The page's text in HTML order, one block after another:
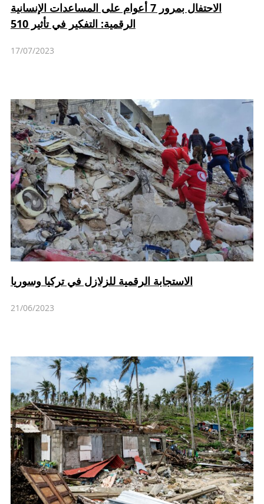
الاحتفال بمرور 7 أعوام على المساعدات الإنسانية
الرقمية: التفكير في تأثير 510
17/07/2023
الاستجابة الرقمية للزلازل في تركيا وسوريا
21/06/2023